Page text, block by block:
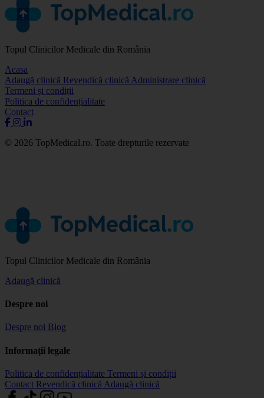
Topul Clinicilor Medicale din România
Acasa
Adaugă clinică Revendică clinică Administrare clinică
Termeni și condiții
Politica de confidențialitate
Contact
© 2026 TopMedical.ro. Toate drepturile rezervate
Topul Clinicilor Medicale din România
Adaugă clinică
Despre noi
Despre noi Blog
Informații legale
Politica de confidențialitate Termeni și condiții
Contact Revendică clinică Adaugă clinică